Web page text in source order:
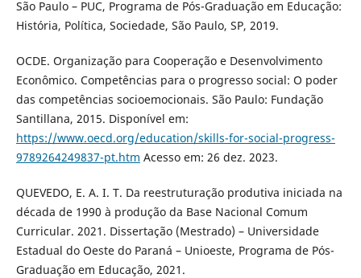
São Paulo – PUC, Programa de Pós-Graduação em Educação:
História, Política, Sociedade, São Paulo, SP, 2019.
OCDE. Organização para Cooperação e Desenvolvimento
Econômico. Competências para o progresso social: O poder
das competências socioemocionais. São Paulo: Fundação
Santillana, 2015. Disponível em:
https://www.oecd.org/education/skills-for-social-progress-
9789264249837-pt.htm Acesso em: 26 dez. 2023.
QUEVEDO, E. A. I. T. Da reestruturação produtiva iniciada na
década de 1990 à produção da Base Nacional Comum
Curricular. 2021. Dissertação (Mestrado) – Universidade
Estadual do Oeste do Paraná – Unioeste, Programa de Pós-
Graduação em Educação, 2021.